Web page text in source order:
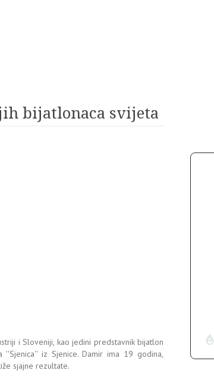
bijatlonaca svijeta
i Sloveniji, kao jedini predstavnik bijatlon
''Sjenica'' iz Sjenice. Damir ima 19 godina,
sjajne rezultate.